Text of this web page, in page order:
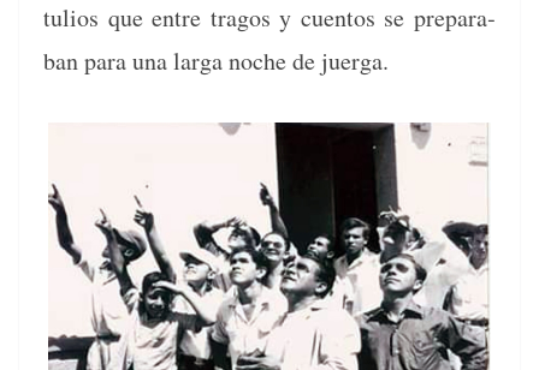
tulios que entre tra­gos y cuen­tos se prepara­
ban para una larga noche de juerga.